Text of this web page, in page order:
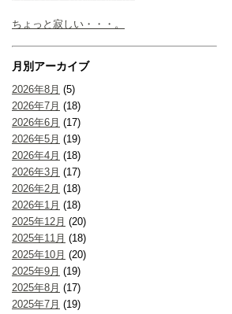
ちょっと寂しい・・・。
月別アーカイブ
2026年8月 (5)
2026年7月 (18)
2026年6月 (17)
2026年5月 (19)
2026年4月 (18)
2026年3月 (17)
2026年2月 (18)
2026年1月 (18)
2025年12月 (20)
2025年11月 (18)
2025年10月 (20)
2025年9月 (19)
2025年8月 (17)
2025年7月 (19)